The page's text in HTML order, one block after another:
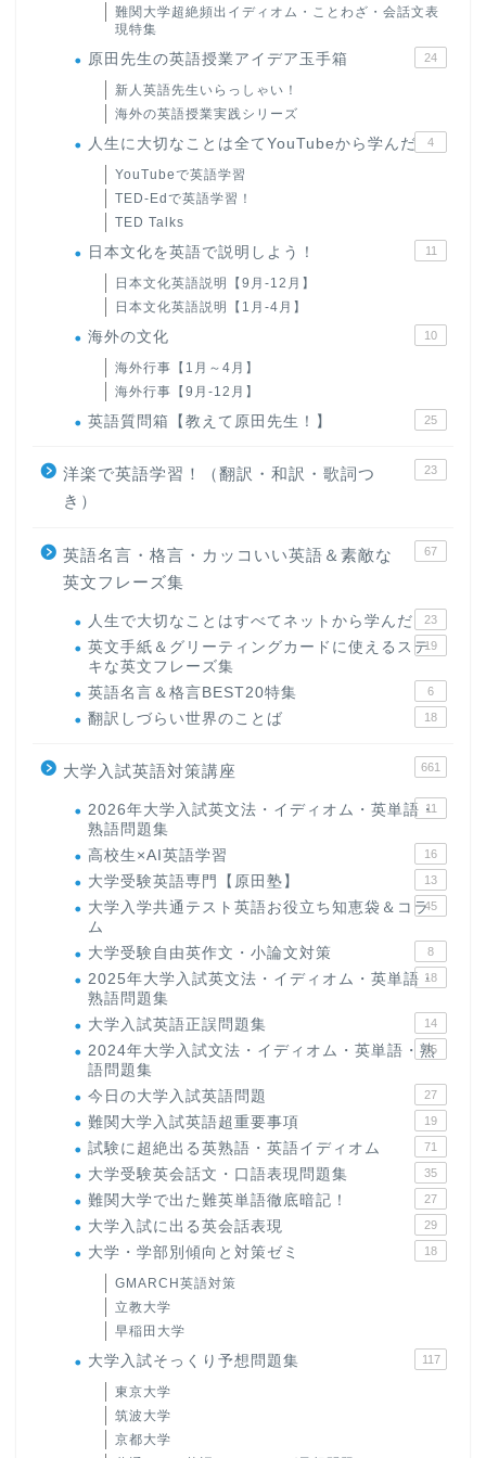
難関大学超絶頻出イディオム・ことわざ・会話文表
現特集
原田先生の英語授業アイデア玉手箱 24
新人英語先生いらっしゃい！
海外の英語授業実践シリーズ
人生に大切なことは全てYouTubeから学んだ 4
YouTubeで英語学習
TED-Edで英語学習！
TED Talks
日本文化を英語で説明しよう！ 11
日本文化英語説明【9月-12月】
日本文化英語説明【1月-4月】
海外の文化 10
海外行事【1月～4月】
海外行事【9月-12月】
英語質問箱【教えて原田先生！】 25
洋楽で英語学習！（翻訳・和訳・歌詞つ
き）
23
英語名言・格言・カッコいい英語＆素敵な
英文フレーズ集
67
人生で大切なことはすべてネットから学んだ 23
英文手紙＆グリーティングカードに使えるステ
キな英文フレーズ集
19
英語名言＆格言BEST20特集 6
翻訳しづらい世界のことば 18
大学入試英語対策講座 661
2026年大学入試英文法・イディオム・英単語・
熟語問題集
11
高校生×AI英語学習 16
大学受験英語専門【原田塾】 13
大学入学共通テスト英語お役立ち知恵袋＆コラ
ム
45
大学受験自由英作文・小論文対策 8
2025年大学入試英文法・イディオム・英単語・
熟語問題集
18
大学入試英語正誤問題集 14
2024年大学入試文法・イディオム・英単語・熟
語問題集
15
今日の大学入試英語問題 27
難関大学入試英語超重要事項 19
試験に超絶出る英熟語・英語イディオム 71
大学受験英会話文・口語表現問題集 35
難関大学で出た難英単語徹底暗記！ 27
大学入試に出る英会話表現 29
大学・学部別傾向と対策ゼミ 18
GMARCH英語対策
立教大学
早稲田大学
大学入試そっくり予想問題集 117
東京大学
筑波大学
京都大学